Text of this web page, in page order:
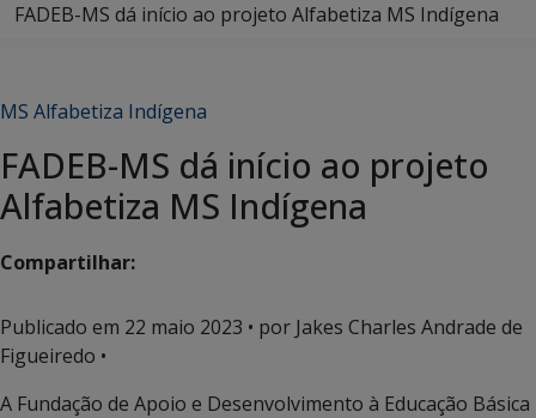
FADEB-MS dá início ao projeto Alfabetiza MS Indígena
MS Alfabetiza Indígena
FADEB-MS dá início ao projeto
Alfabetiza MS Indígena
Compartilhar:
Publicado em 22 maio 2023 • por Jakes Charles Andrade de
Figueiredo •
A Fundação de Apoio e Desenvolvimento à Educação Básica